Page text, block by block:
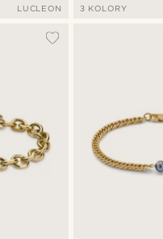
LUCLEON 3 KOLORY